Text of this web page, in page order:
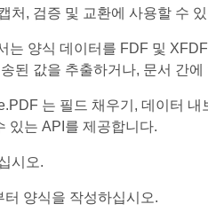
처, 검증 및 교환에 사용할 수
는 양식 데이터를 FDF 및
된 값을 추출하거나, 문서 간
는 필드 채우기, 데이터
있는 API를 제공합니다.
시오.
터 양식을 작성하십시오.